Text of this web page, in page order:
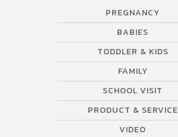
PREGNANCY
BABIES
TODDLER & KIDS
FAMILY
SCHOOL VISIT
PRODUCT & SERVICE
VIDEO